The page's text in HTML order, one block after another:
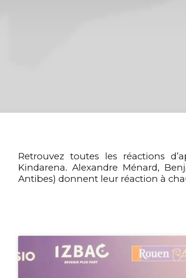
Retrouvez toutes les réactions
Kindarena. Alexandre Ménard,
Antibes) donnent leur réaction à